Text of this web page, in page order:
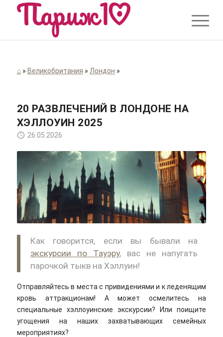
⌂» Великобритания » Лондон »
20 РАЗВЛЕЧЕНИЙ В ЛОНДОНЕ НА
ХЭЛЛОУИН 2025
26.05.2026
Изображение сгенерировано AI
Как говорится, если вы бывали на
экскурсии по Тауэру, вас не напугать
парочкой тыкв на Хэллуин!
Отправляйтесь в места с привидениями и к леденящим
кровь аттракционам! А может осмелитесь на
специальные хэллоуинские экскурсии? Или поищите
угощения на наших захватывающих семейных
мероприятиях?